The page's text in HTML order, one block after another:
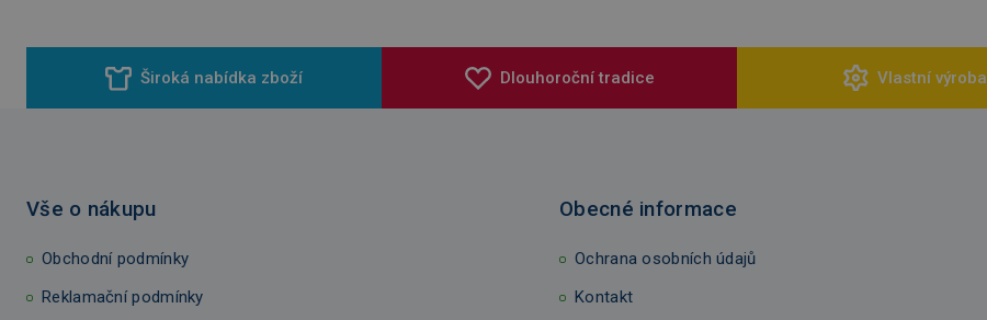
Široká nabídka zboží Dlouhoroční tradice Vlastní výroba
Vše o nákupu
Obchodní podmínky
Reklamační podmínky
Obecné informace
Ochrana osobních údajů
Kontakt